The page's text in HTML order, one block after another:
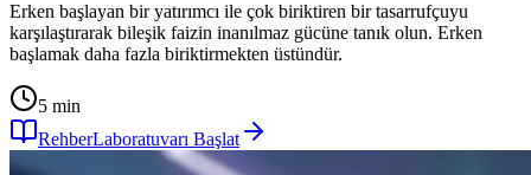
Erken başlayan bir yatırımcı ile çok biriktiren bir tasarrufçuyu
karşılaştırarak bileşik faizin inanılmaz gücüne tanık olun. Erken
başlamak daha fazla biriktirmekten üstündür.
5 min
RehberLaboratuvarı Başlat